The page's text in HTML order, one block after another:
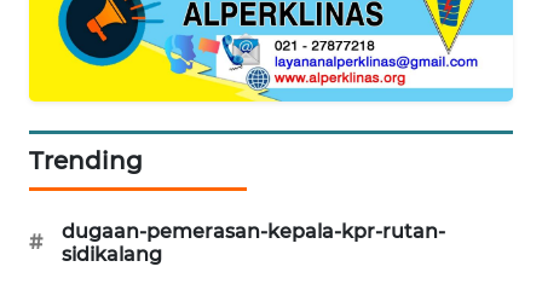
Trending
#
dugaan-pemerasan-kepala-kpr-rutan-
sidikalang